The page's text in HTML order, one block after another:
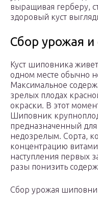
выращивая герберу,
здоровый куст
Сбор урожая
Куст шиповника
одном месте обычно
Максимальное
зрелых плодах
окраски. В этот
Шиповник
предназначенный
недозрелым. Сорта,
концентрацию
наступления первых
разы понизить
Сбор урожая